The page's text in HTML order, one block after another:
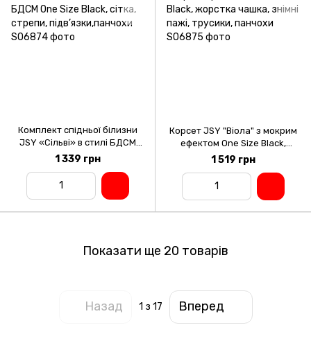
Комплект спідньої білизни
JSY «Сільві» в стилі БДСМ
One Size Black, сітка, стрепи,
підв’язки,панчохи
1 339 грн
Корсет JSY "Віола" з мокрим
ефектом One Size Black,
жорстка чашка, знімні пажі,
трусики, панчохи
1 519 грн
Показати ще 20 товарів
Назад 1 з 17 Вперед